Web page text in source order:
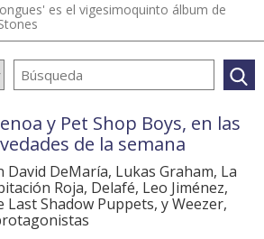
es el vigesimoquinto álbum de
y Pet Shop Boys, en las
de la semana
David DeMaría, Lukas Graham, La
Roja, Delafé, Leo Jiménez,
Last Shadow Puppets, y Weezer,